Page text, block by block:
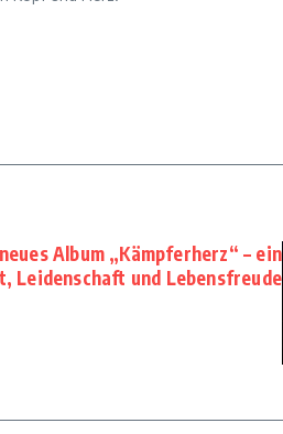
Album „Kämpferherz“ – ein
Leidenschaft und Lebensfreude